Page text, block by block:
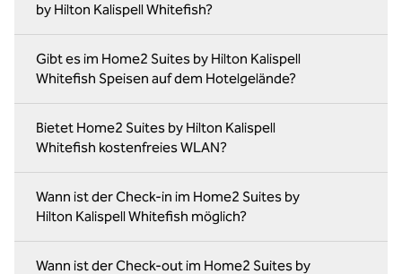
by Hilton Kalispell Whitefish?
Gibt es im Home2 Suites by Hilton Kalispell
Whitefish Speisen auf dem Hotelgelände?
Bietet Home2 Suites by Hilton Kalispell
Whitefish kostenfreies WLAN?
Wann ist der Check-in im Home2 Suites by
Hilton Kalispell Whitefish möglich?
Wann ist der Check-out im Home2 Suites by